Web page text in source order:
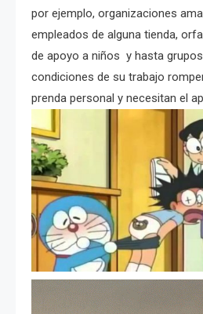
por ejemplo, organizaciones
empleados de alguna tienda,
de apoyo a niños y hasta
condiciones de su trabajo
prenda personal y necesitan el